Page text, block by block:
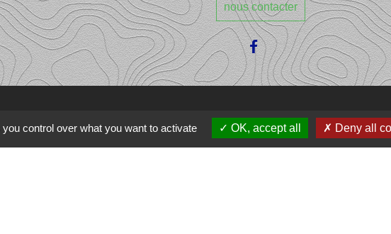
nous contacter
control over what you want to activate OK, accept all Deny all